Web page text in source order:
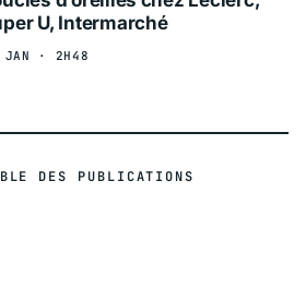
U, Intermarché
JAN · 2H48
DES PUBLICATIONS